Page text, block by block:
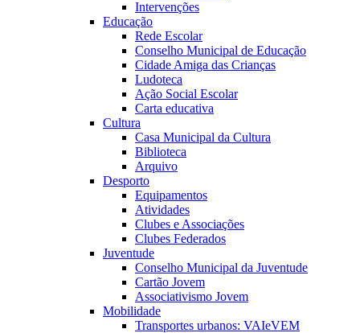
Intervenções
Educação
Rede Escolar
Conselho Municipal de Educação
Cidade Amiga das Crianças
Ludoteca
Ação Social Escolar
Carta educativa
Cultura
Casa Municipal da Cultura
Biblioteca
Arquivo
Desporto
Equipamentos
Atividades
Clubes e Associações
Clubes Federados
Juventude
Conselho Municipal da Juventude
Cartão Jovem
Associativismo Jovem
Mobilidade
Transportes urbanos: VAIeVEM